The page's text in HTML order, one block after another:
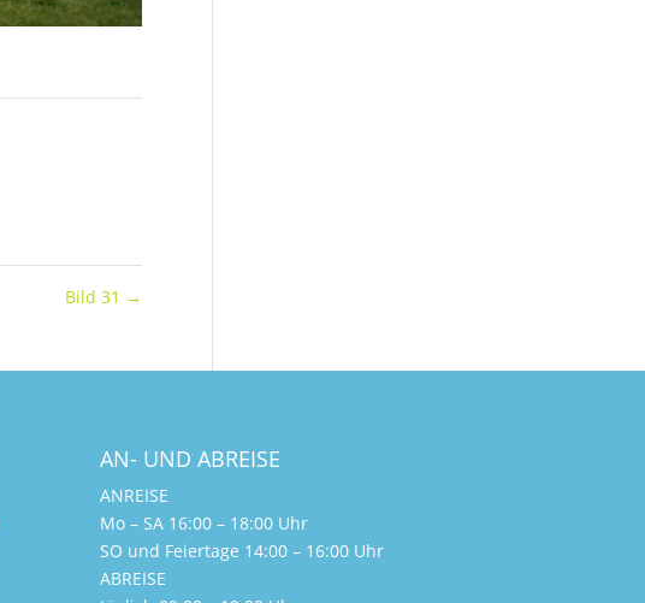
Bild 31 →
AN- UND ABREISE
ANREISE
Mo – SA 16:00 – 18:00 Uhr
SO und Feiertage 14:00 – 16:00 Uhr
ABREISE